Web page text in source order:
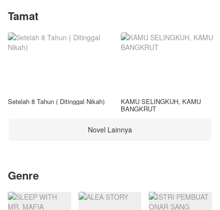
Tamat
Setelah 8 Tahun ( Ditinggal Nikah) KAMU SELINGKUH, KAMU
BANGKRUT
Novel Lainnya
Genre